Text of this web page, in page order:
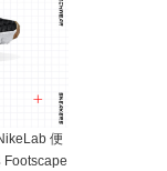
便
Footscape